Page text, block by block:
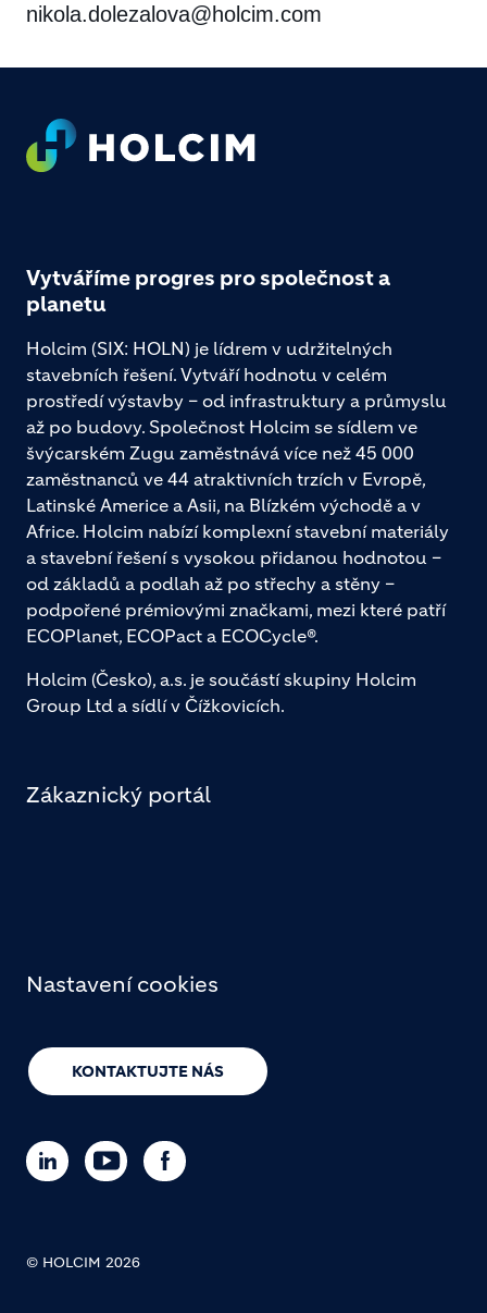
nikola.dolezalova@holcim.com
Footer
KONTAKTUJTE NÁS
Vytváříme progres pro společnost a
planetu
Holcim (SIX: HOLN) je lídrem v udržitelných
stavebních řešení. Vytváří hodnotu v celém
prostředí výstavby – od infrastruktury a průmyslu
až po budovy. Společnost Holcim se sídlem ve
švýcarském Zugu zaměstnává více než 45 000
zaměstnanců ve 44 atraktivních trzích v Evropě,
Latinské Americe a Asii, na Blízkém východě a v
Africe. Holcim nabízí komplexní stavební materiály
a stavební řešení s vysokou přidanou hodnotou –
od základů a podlah až po střechy a stěny –
podpořené prémiovými značkami, mezi které patří
ECOPlanet, ECOPact a ECOCycle®.
Holcim (Česko), a.s. je součástí skupiny Holcim
Group Ltd a sídlí v Čížkovicích.
Zákaznický portál
Nastavení cookies
© HOLCIM 2026